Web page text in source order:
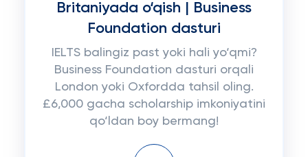
Britaniyada o‘qish | Business
Foundation dasturi
IELTS balingiz past yoki hali yo‘qmi?
Business Foundation dasturi orqali
London yoki Oxfordda tahsil oling.
£6,000 gacha scholarship imkoniyatini
qo‘ldan boy bermang!